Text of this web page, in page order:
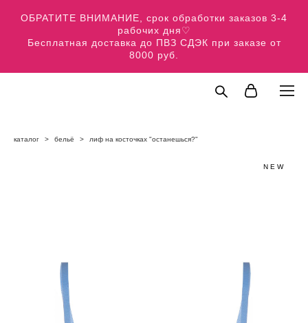
ОБРАТИТЕ ВНИМАНИЕ, срок обработки заказов 3-4
рабочих дня♡
Бесплатная доставка до ПВЗ СДЭК при заказе от
8000 руб.
каталог > бельё > лиф на косточках "останешься?"
NEW